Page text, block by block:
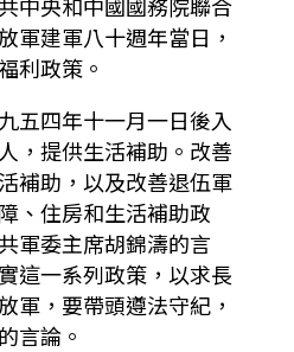
軍建軍八十週年當日，
利政策。
五四年十一月一日後入
，提供生活補助。改善
補助，以及改善退伍軍
、住房和生活補助政
軍委主席胡錦濤的言
這一系列政策，以求長
軍，要帶頭遵法守紀，
言論。